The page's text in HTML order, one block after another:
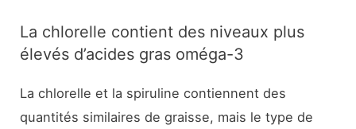
La chlorelle contient des niveaux plus
élevés d’acides gras oméga-3
La chlorelle et la spiruline contiennent des
quantités similaires de graisse, mais le type de